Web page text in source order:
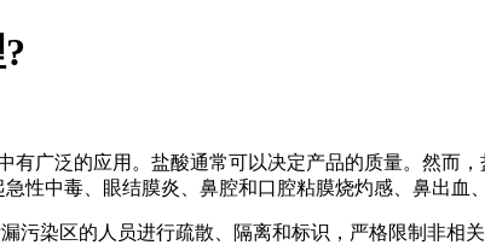
有广泛的应用。盐酸通常可以决定产品的质量。然而
性中毒、眼结膜炎、鼻腔和口腔粘膜烧灼感、鼻出血
染区的人员进行疏散、隔离和标识，严格限制非相